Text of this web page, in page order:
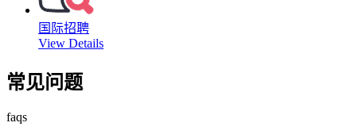
国际招聘
View Details
常见问题
faqs